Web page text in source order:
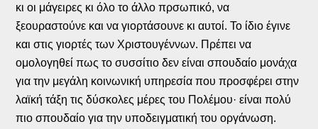
κι οι μάγειρες κι όλο το άλλο πρσωπικό, να
ξεουραστούνε και να γιορτάσουνε κι αυτοί. Το ίδιο έγινε
και στις γιορτές των Χριστουγέννων. Πρέπει να
ομολογηθεί πως το συσσίτιο δεν είναι σπουδαίο μονάχα
για την μεγάλη κοινωνική υπηρεσία που προσφέρει στην
λαϊκή τάξη τις δύσκολες μέρες του Πολέμου· είναι πολύ
πιο σπουδαίο για την υποδειγματική του οργάνωση.